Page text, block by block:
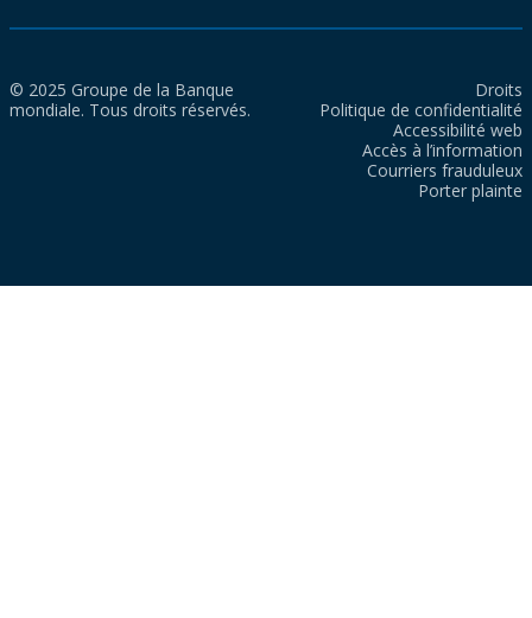
© 2025 Groupe de la Banque
mondiale. Tous droits réservés.
Droits
Politique de confidentialité
Accessibilité web
Accès à l’information
Courriers frauduleux
Porter plainte